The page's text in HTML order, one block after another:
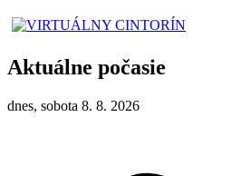
Aktuálne počasie
dnes, sobota 8. 8. 2026